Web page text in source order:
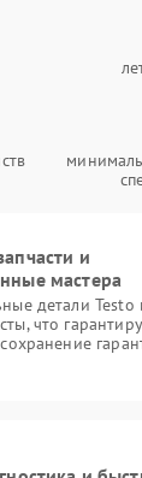
и
мастера
детали
что